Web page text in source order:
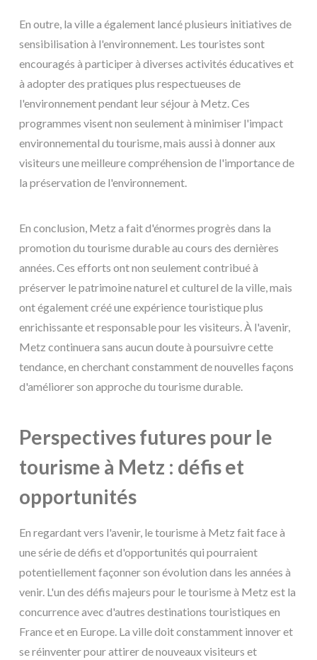
En outre, la ville a également lancé plusieurs initiatives de
sensibilisation à l'environnement. Les touristes sont
encouragés à participer à diverses activités éducatives et
à adopter des pratiques plus respectueuses de
l'environnement pendant leur séjour à Metz. Ces
programmes visent non seulement à minimiser l'impact
environnemental du tourisme, mais aussi à donner aux
visiteurs une meilleure compréhension de l'importance de
la préservation de l'environnement.
En conclusion, Metz a fait d'énormes progrès dans la
promotion du tourisme durable au cours des dernières
années. Ces efforts ont non seulement contribué à
préserver le patrimoine naturel et culturel de la ville, mais
ont également créé une expérience touristique plus
enrichissante et responsable pour les visiteurs. À l'avenir,
Metz continuera sans aucun doute à poursuivre cette
tendance, en cherchant constamment de nouvelles façons
d'améliorer son approche du tourisme durable.
Perspectives futures pour le
tourisme à Metz : défis et
opportunités
En regardant vers l'avenir, le tourisme à Metz fait face à
une série de défis et d'opportunités qui pourraient
potentiellement façonner son évolution dans les années à
venir. L'un des défis majeurs pour le tourisme à Metz est la
concurrence avec d'autres destinations touristiques en
France et en Europe. La ville doit constamment innover et
se réinventer pour attirer de nouveaux visiteurs et